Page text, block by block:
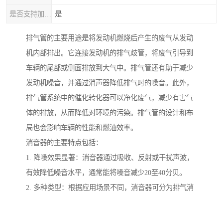
是
排气管的主要用途是将发动机燃烧后产生的废气从发动
机内部排出。它连接发动机的排气歧管，将废气引导到
车辆的尾部或侧面排放到大气中。排气管还有助于减少
发动机噪音，并通过消声器降低排气时的噪音。此外，
排气管系统中的催化转化器可以净化废气，减少有害气
体的排放，从而降低对环境的污染。排气管的设计和布
局也会影响车辆的性能和燃油效率。
消音器的主要特点包括：
1. 降噪效果显著：消音器通过吸收、反射或干扰声波，
有效降低噪音水平，通常能将噪音减少20至40分贝。
2. 多种类型：根据应用场景不同，消音器可分为排气消